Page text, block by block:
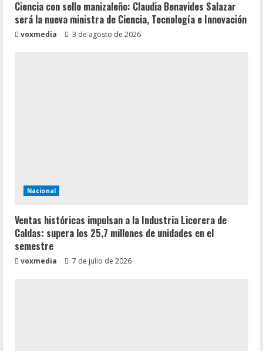
Ciencia con sello manizaleño: Claudia Benavides Salazar
será la nueva ministra de Ciencia, Tecnología e Innovación
voxmedia 3 de agosto de 2026
Nacional
Ventas históricas impulsan a la Industria Licorera de
Caldas: supera los 25,7 millones de unidades en el
semestre
voxmedia 7 de julio de 2026